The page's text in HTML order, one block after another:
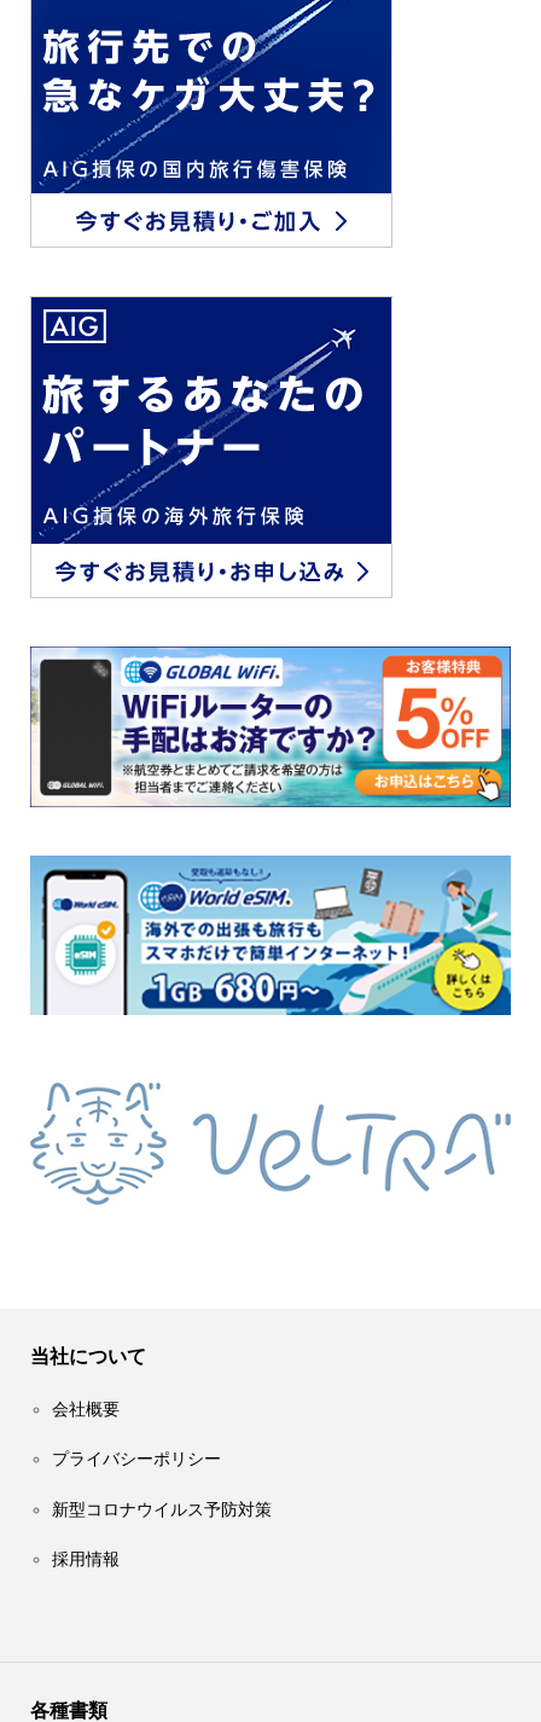
当社について
会社概要
プライバシーポリシー
新型コロナウイルス予防対策
採用情報
各種書類